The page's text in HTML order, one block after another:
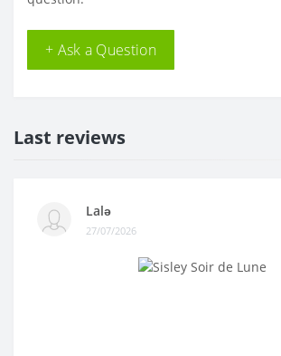
+ Ask a Question
Last reviews
Lalə
27/07/2026